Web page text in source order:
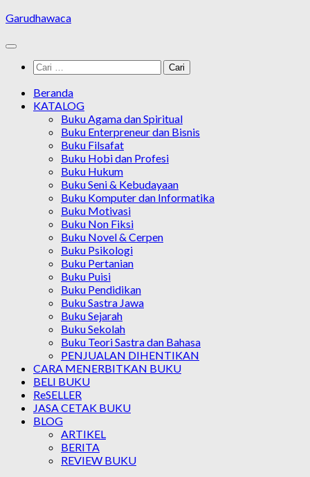
Skip
content
Garudhawaca
Cari
untuk:
Beranda
KATALOG
Buku Agama dan Spiritual
Buku Enterpreneur dan Bisnis
Buku Filsafat
Buku Hobi dan Profesi
Buku Hukum
Buku Seni & Kebudayaan
Buku Komputer dan Informatika
Buku Motivasi
Buku Non Fiksi
Buku Novel & Cerpen
Buku Psikologi
Buku Pertanian
Buku Puisi
Buku Pendidikan
Buku Sastra Jawa
Buku Sejarah
Buku Sekolah
Buku Teori Sastra dan Bahasa
PENJUALAN DIHENTIKAN
CARA MENERBITKAN BUKU
BELI BUKU
ReSELLER
JASA CETAK BUKU
BLOG
ARTIKEL
BERITA
REVIEW BUKU